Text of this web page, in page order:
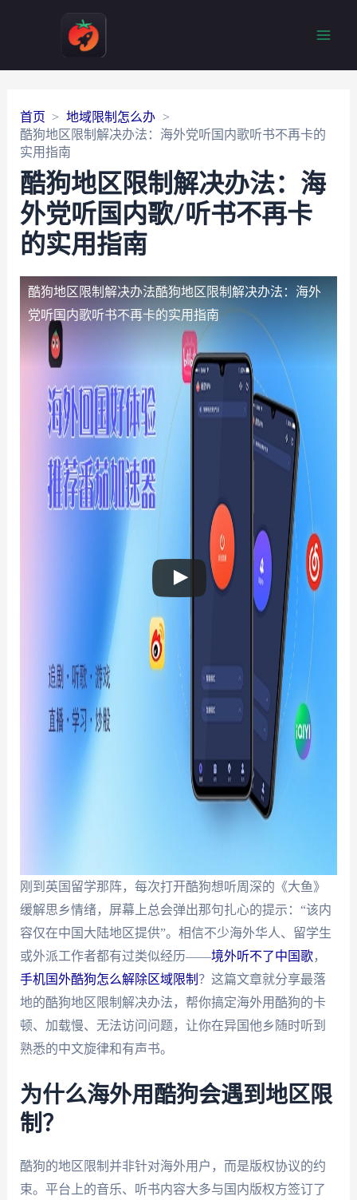
首页
地域限制怎么办
酷狗地区限制解决办法：海外党听国内歌听书不再卡的
实用指南
酷狗地区限制解决办法：海
外党听国内歌/听书不再卡
的实用指南
酷狗地区限制解决办法酷狗地区限制解决办法：海外
党听国内歌听书不再卡的实用指南
刚到英国留学那阵，每次打开酷狗想听周深的《大鱼》
缓解思乡情绪，屏幕上总会弹出那句扎心的提示：“该内
容仅在中国大陆地区提供”。相信不少海外华人、留学生
或外派工作者都有过类似经历——境外听不了中国歌，
手机国外酷狗怎么解除区域限制 ？这篇文章就分享最落
地的酷狗地区限制解决办法，帮你搞定海外用酷狗的卡
顿、加载慢、无法访问问题，让你在异国他乡随时听到
熟悉的中文旋律和有声书。
为什么海外用酷狗会遇到地区限
制？
酷狗的地区限制并非针对海外用户，而是版权协议的约
束。平台上的音乐、听书内容大多与国内版权方签订了